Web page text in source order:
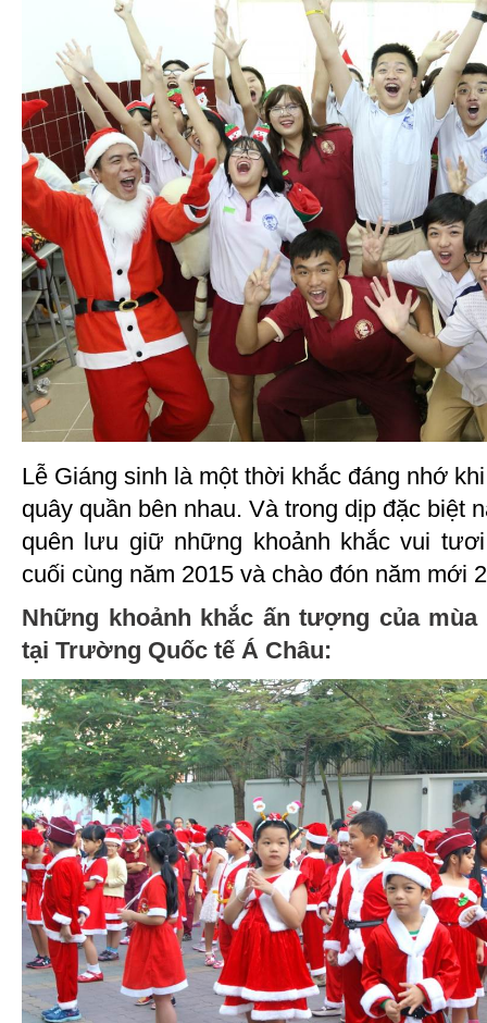
Lễ Giáng sinh là một thời khắc đáng nhớ
quây quần bên nhau. Và trong dịp đặc biệt
quên lưu giữ những khoảnh khắc vui
cuối cùng năm 2015 và chào đón năm mới
Những khoảnh khắc ấn tượng của mùa
tại Trường Quốc tế Á Châu: